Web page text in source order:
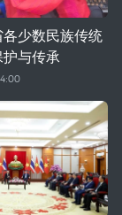
少数民族传统
与传承